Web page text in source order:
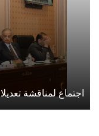
اجتماع لمناقشة